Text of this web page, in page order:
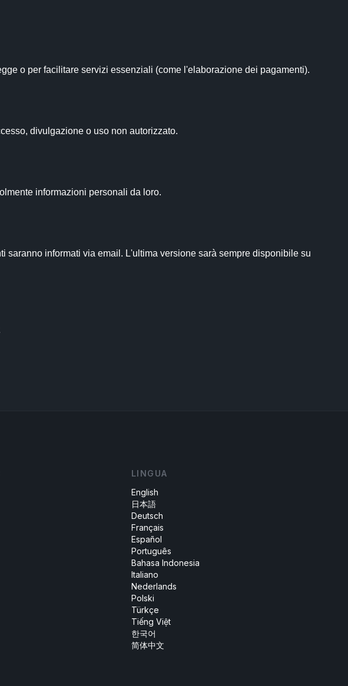
o per facilitare servizi essenziali (come l'elaborazione dei pagamenti).
divulgazione o uso non autorizzato.
informazioni personali da loro.
saranno informati via email. L'ultima versione sarà sempre disponibile su
LINGUA
English
日本語
Deutsch
Français
Español
Português
Bahasa Indonesia
Italiano
Nederlands
Polski
Türkçe
Tiếng Việt
한국어
简体中文